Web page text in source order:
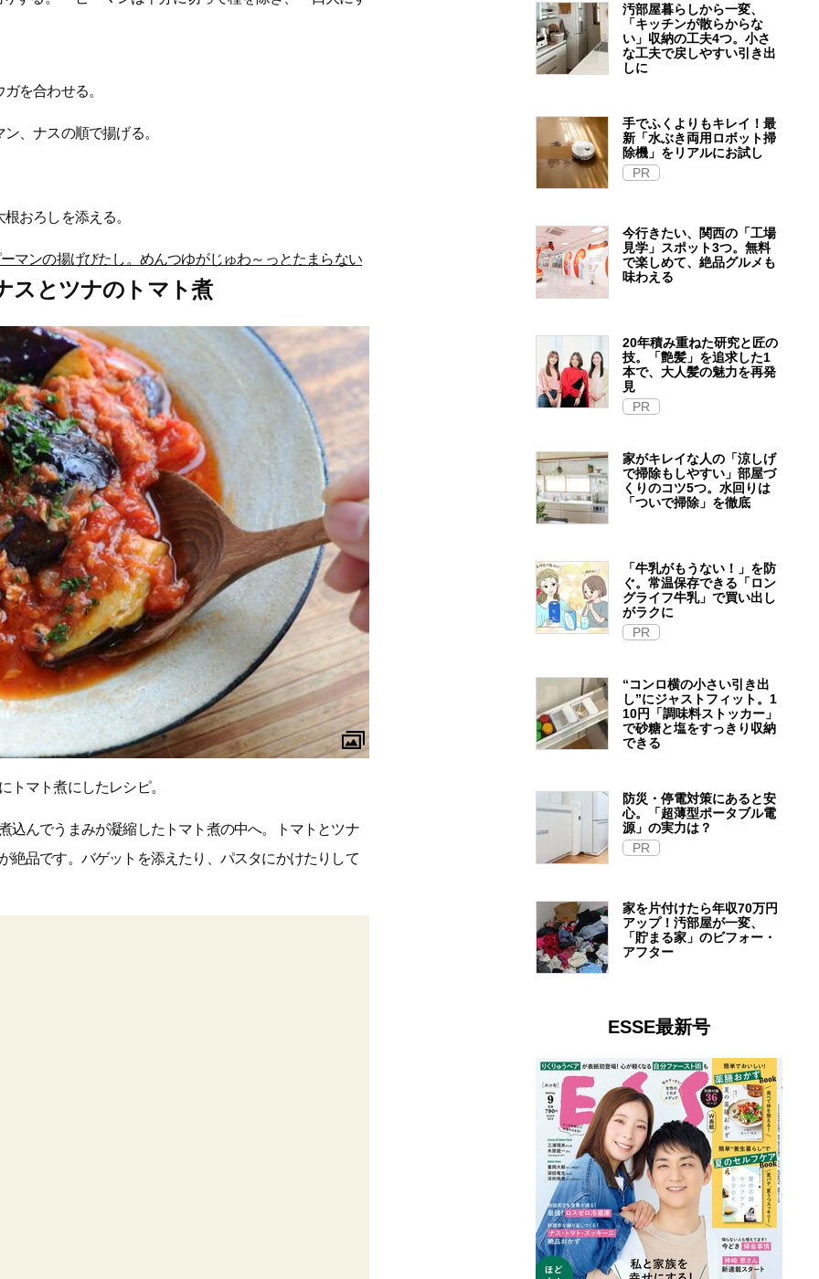
を合わせる。
、ナスの順で揚げる。
おろしを添える。
マンの揚げびたし。めんつゆがじゅわ～っとたまらない
スとツナのトマト煮
トマト煮にしたレシピ。
込んでうまみが凝縮したトマト煮の中へ。トマトとツナ
絶品です。バゲットを添えたり、パスタにかけたりして
汚部屋暮らしから一変、
「キッチンが散らからな
い」収納の工夫4つ。小さ
な工夫で戻しやすい引き出
しに
手でふくよりもキレイ！最
新「水ぶき両用ロボット掃
除機」をリアルにお試し
PR
今行きたい、関西の「工場
見学」スポット3つ。無料
で楽しめて、絶品グルメも
味わえる
20年積み重ねた研究と匠の
技。「艶髪」を追求した1
本で、大人髪の魅力を再発
見
PR
家がキレイな人の「涼しげ
で掃除もしやすい」部屋づ
くりのコツ5つ。水回りは
「ついで掃除」を徹底
「牛乳がもうない！」を防
ぐ。常温保存できる「ロン
グライフ牛乳」で買い出し
がラクに
PR
“コンロ横の小さい引き出
し”にジャストフィット。1
10円「調味料ストッカー」
で砂糖と塩をすっきり収納
できる
防災・停電対策にあると安
心。「超薄型ポータブル電
源」の実力は？​
PR
家を片付けたら年収70万円
アップ！汚部屋が一変、
「貯まる家」のビフォー・
アフター
ESSE最新号